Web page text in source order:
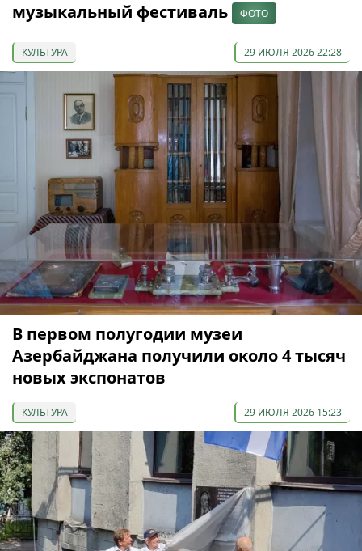
музыкальный фестиваль
ФОТО
КУЛЬТУРА 29 ИЮЛЯ 2026 22:28
В первом полугодии музеи
Азербайджана получили около 4 тысяч
новых экспонатов
КУЛЬТУРА 29 ИЮЛЯ 2026 15:23